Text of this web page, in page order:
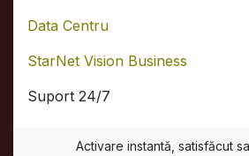
Data Centru
StarNet Vision Business
Suport 24/7
Activare instantă, satisfăcut